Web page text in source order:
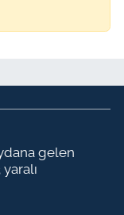
gelen
yaralı